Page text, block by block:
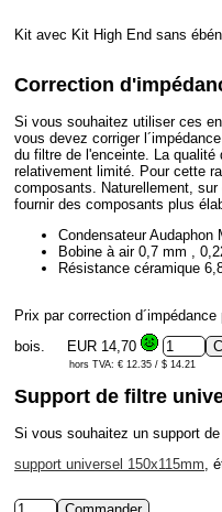
Kit avec Kit High End sans
Correction
Si vous souhaitez utiliser ces
vous devez corriger
du filtre de l'enceinte. La
relativement limité. Pour cette
composants. Naturellement,
fournir des composants plus
Condensateur Audaphon
Bobine à air 0,7 mm ,
Résistance céramique
Prix par correction
bois.
EUR 14,70
hors TVA: € 12.35 / $ 14.21
Support de filtre
Si vous souhaitez un support
support universel 150x115mm ,